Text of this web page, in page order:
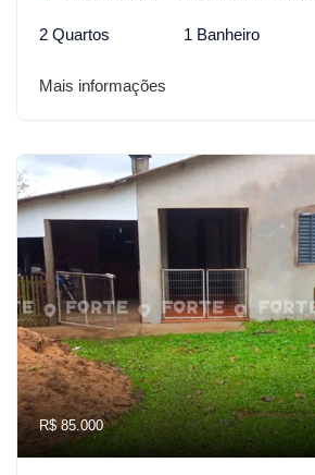
2 Quartos 1 Banheiro
Mais informações
R$ 85.000